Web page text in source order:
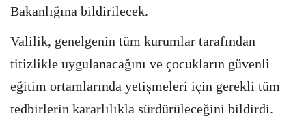
Bakanlığına bildirilecek.
Valilik, genelgenin tüm kurumlar tarafından
titizlikle uygulanacağını ve çocukların güvenli
eğitim ortamlarında yetişmeleri için gerekli tüm
tedbirlerin kararlılıkla sürdürüleceğini bildirdi.